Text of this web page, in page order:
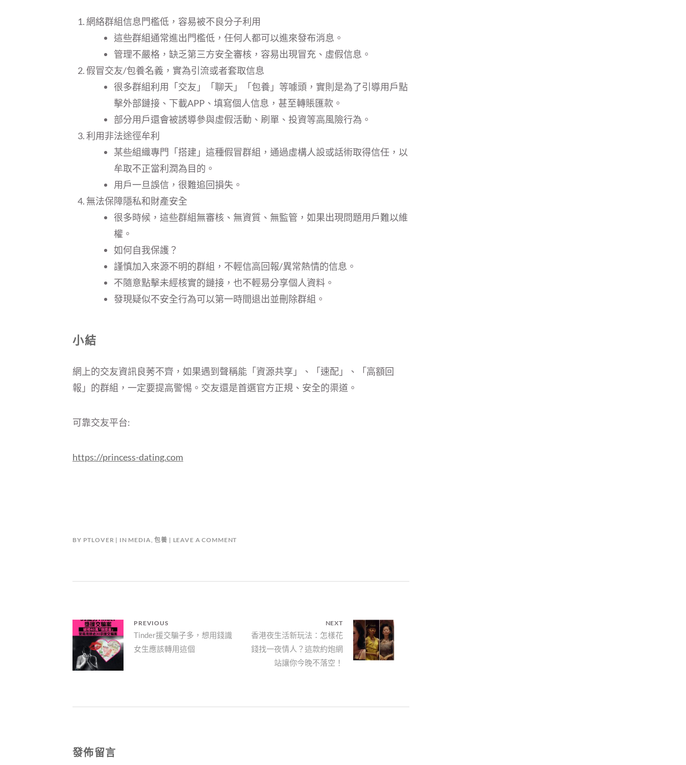
網絡群組信息門檻低，容易被不良分子利用
這些群組通常進出門檻低，任何人都可以進來發布消息。
管理不嚴格，缺乏第三方安全審核，容易出現冒充、虛假信息。
假冒交友/包養名義，實為引流或者套取信息
很多群組利用「交友」「聊天」「包養」等噱頭，實則是為了引導用戶點
擊外部鏈接、下載APP、填寫個人信息，甚至轉賬匯款。
部分用戶還會被誘導參與虛假活動、刷單、投資等高風險行為。
利用非法途徑牟利
某些組織專門「搭建」這種假冒群組，通過虛構人設或話術取得信任，以
牟取不正當利潤為目的。
用戶一旦誤信，很難追回損失。
無法保障隱私和財產安全
很多時候，這些群組無審核、無資質、無監管，如果出現問題用戶難以維
權。
如何自我保護？
謹慎加入來源不明的群組，不輕信高回報/異常熱情的信息。
不隨意點擊未經核實的鏈接，也不輕易分享個人資料。
發現疑似不安全行為可以第一時間退出並刪除群組。
小結
網上的交友資訊良莠不齊，如果遇到聲稱能「資源共享」、「速配」、「高額回
報」的群組，一定要提高警惕。交友還是首選官方正規、安全的渠道。
可靠交友平台:
https://princess-dating.com
BY PTLOVER IN MEDIA,包養 LEAVE A COMMENT
文
章
導
覽
PREVIOUS
Previous
post:
Tinder援交騙子多，想用錢識
女生應該轉用這個
NEXT
Next
post:
香港夜生活新玩法：怎樣花
錢找一夜情人？這款約炮網
站讓你今晚不落空！
發佈留言